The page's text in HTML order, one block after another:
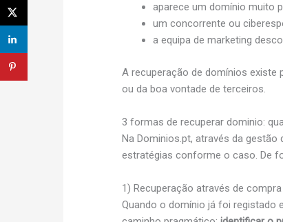
aparece um domínio muito
um concorrente ou
a equipa de marketing
A recuperação de domínios existe
ou da boa vontade de terceiros.
3 formas de recuperar dominio:
Na Dominios.pt, através da gestão
estratégias conforme o caso. De
1) Recuperação através de
Quando o domínio já foi registado